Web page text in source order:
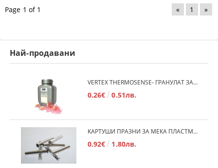
Page 1 of 1 « 1 »
Най-продавани
VERTEX THERMOSENSE- ГРАНУЛАТ ЗА МЕКИ ПРОТЕЗИ
0.26€ 0.51лв.
КАРТУШИ ПРАЗНИ ЗА МЕКА ПЛАСТМАСА
0.92€ 1.80лв.